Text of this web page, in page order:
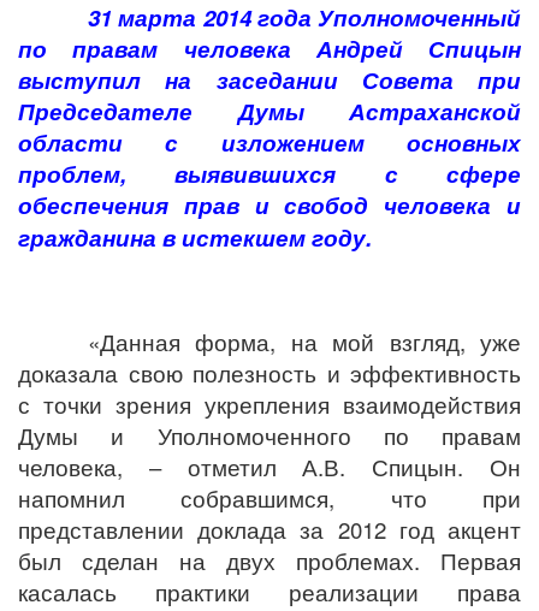
31 марта 2014 года Уполномоченный
по правам человека Андрей Спицын
выступил на заседании Совета при
Председателе Думы Астраханской
области с изложением основных
проблем, выявившихся с сфере
обеспечения прав и свобод человека и
гражданина в истекшем году.
«Данная форма, на мой взгляд, уже
доказала свою полезность и эффективность
с точки зрения укрепления взаимодействия
Думы и Уполномоченного по правам
человека, – отметил А.В. Спицын. Он
напомнил собравшимся, что при
представлении доклада за 2012 год акцент
был сделан на двух проблемах. Первая
касалась практики реализации права